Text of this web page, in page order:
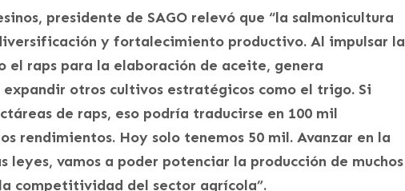
presidente de SAGO relevó que “la salmonicultura
y fortalecimiento productivo. Al impulsar la
el raps para la elaboración de aceite, genera
otros cultivos estratégicos como el trigo. Si
de raps, eso podría traducirse en 100 mil
rendimientos. Hoy solo tenemos 50 mil. Avanzar en la
leyes, vamos a poder potenciar la producción de muchos
competitividad del sector agrícola”.